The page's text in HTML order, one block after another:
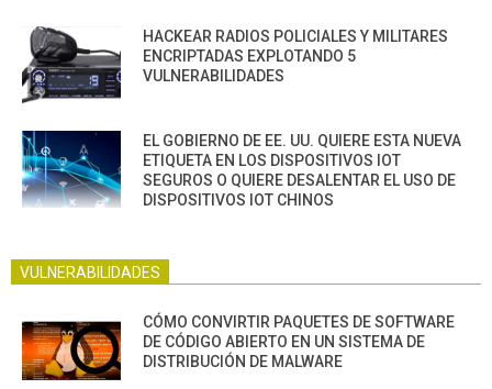
HACKEAR RADIOS POLICIALES Y MILITARES
ENCRIPTADAS EXPLOTANDO 5
VULNERABILIDADES
EL GOBIERNO DE EE. UU. QUIERE ESTA NUEVA
ETIQUETA EN LOS DISPOSITIVOS IOT
SEGUROS O QUIERE DESALENTAR EL USO DE
DISPOSITIVOS IOT CHINOS
VULNERABILIDADES
CÓMO CONVIRTIR PAQUETES DE SOFTWARE
DE CÓDIGO ABIERTO EN UN SISTEMA DE
DISTRIBUCIÓN DE MALWARE